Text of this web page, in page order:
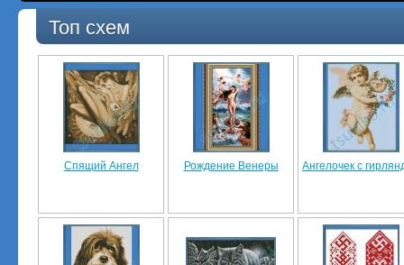
Топ схем
Спящий Ангел Рождение Венеры Ангелочек с